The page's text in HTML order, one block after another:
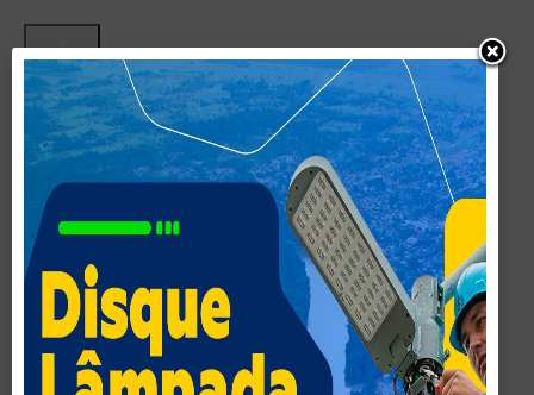
Acessibilidade
Contraste Escuro
Contraste Claro
Baixa Saturação